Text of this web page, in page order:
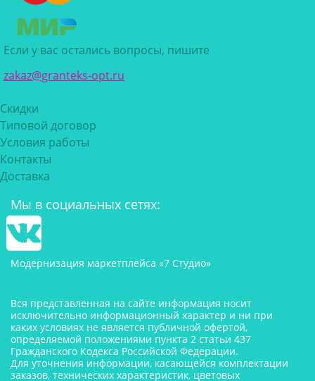
Если у вас остались вопросы, пишите
zakaz@granteks-opt.ru
Скидки
Типовой договор
Условия работы
Контакты
Доставка
Мы в социальных сетях:
Модернизация маркетплейса «7 Студио»
Вся представленная на сайте информация носит
исключительно информационный характер и ни при
каких условиях не является публичной офертой,
определяемой положениями пункта 2 статьи 437
Гражданского Кодекса Российской Федерации.
Для уточнения информации, касающейся комплектации
заказов, технических характеристик, цветовых